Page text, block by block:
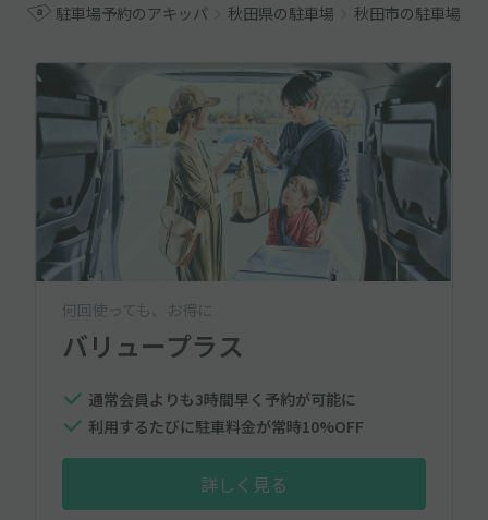
駐車場予約のアキッパ 秋田県の駐車場 秋田市の駐車場
何回使っても、お得に
バリュープラス
通常会員よりも3時間早く予約が可能に
利用するたびに駐車料金が常時10%OFF
詳しく見る